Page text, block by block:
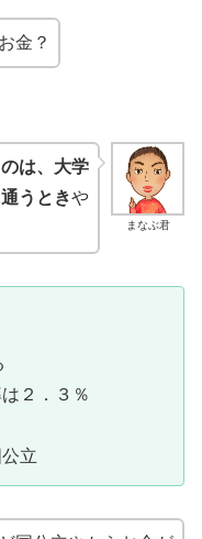
金？
まなぶ君
は、大学
うときや
２．３％
立